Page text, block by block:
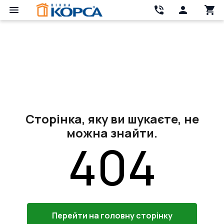
Сторінка, яку ви шукаєте, не
можна знайти.
404
Перейти на головну сторінку